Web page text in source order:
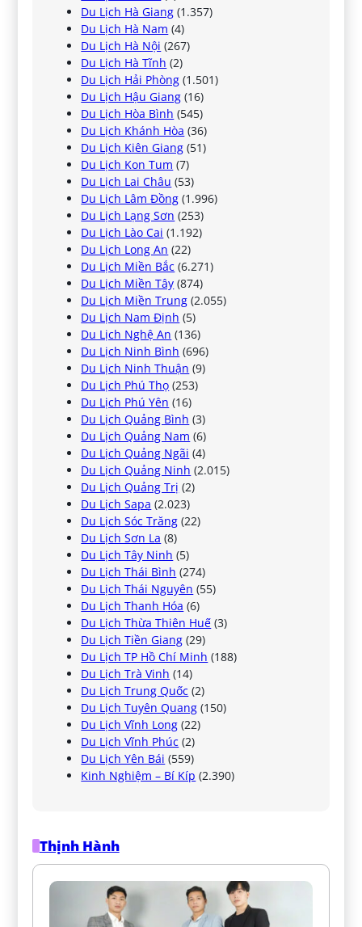
Du Lịch Hà Giang (1.357)
Du Lịch Hà Nam (4)
Du Lịch Hà Nội (267)
Du Lịch Hà Tĩnh (2)
Du Lịch Hải Phòng (1.501)
Du Lịch Hậu Giang (16)
Du Lịch Hòa Bình (545)
Du Lịch Khánh Hòa (36)
Du Lịch Kiên Giang (51)
Du Lịch Kon Tum (7)
Du Lịch Lai Châu (53)
Du Lịch Lâm Đồng (1.996)
Du Lịch Lạng Sơn (253)
Du Lịch Lào Cai (1.192)
Du Lịch Long An (22)
Du Lịch Miền Bắc (6.271)
Du Lịch Miền Tây (874)
Du Lịch Miền Trung (2.055)
Du Lịch Nam Định (5)
Du Lịch Nghệ An (136)
Du Lịch Ninh Bình (696)
Du Lịch Ninh Thuận (9)
Du Lịch Phú Thọ (253)
Du Lịch Phú Yên (16)
Du Lịch Quảng Bình (3)
Du Lịch Quảng Nam (6)
Du Lịch Quảng Ngãi (4)
Du Lịch Quảng Ninh (2.015)
Du Lịch Quảng Trị (2)
Du Lịch Sapa (2.023)
Du Lịch Sóc Trăng (22)
Du Lịch Sơn La (8)
Du Lịch Tây Ninh (5)
Du Lịch Thái Bình (274)
Du Lịch Thái Nguyên (55)
Du Lịch Thanh Hóa (6)
Du Lịch Thừa Thiên Huế (3)
Du Lịch Tiền Giang (29)
Du Lịch TP Hồ Chí Minh (188)
Du Lịch Trà Vinh (14)
Du Lịch Trung Quốc (2)
Du Lịch Tuyên Quang (150)
Du Lịch Vĩnh Long (22)
Du Lịch Vĩnh Phúc (2)
Du Lịch Yên Bái (559)
Kinh Nghiệm – Bí Kíp (2.390)
Thịnh Hành